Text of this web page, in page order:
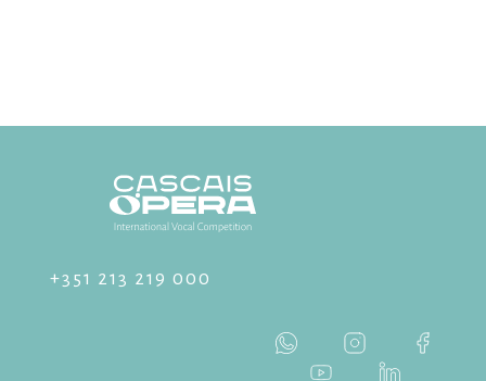
+351 213 219 000